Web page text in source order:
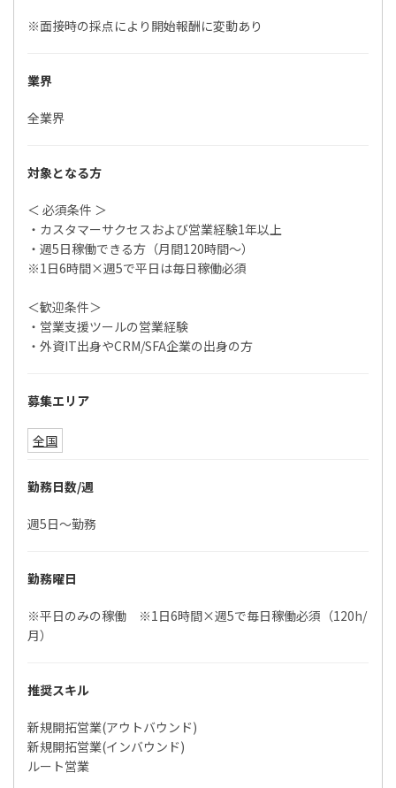
※面接時の採点により開始報酬に変動あり
業界
全業界
対象となる方
＜ 必須条件 ＞
・カスタマーサクセスおよび営業経験1年以上
・週5日稼働できる方（月間120時間～）
※1日6時間×週5で平日は毎日稼働必須
＜歓迎条件＞
・営業支援ツールの営業経験
・外資IT出身やCRM/SFA企業の出身の方
募集エリア
全国
勤務日数/週
週5日〜勤務
勤務曜日
※平日のみの稼働 ※1日6時間×週5で毎日稼働必須（120h/
月）
推奨スキル
新規開拓営業(アウトバウンド)
新規開拓営業(インバウンド)
ルート営業